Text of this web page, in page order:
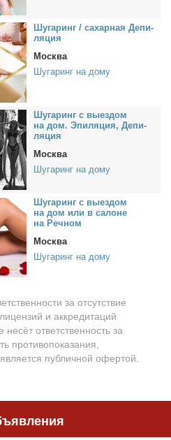
Шу­га­ринг / са­хар­ная Де­пи­
ля­ция
Москва
Шугаринг на дому
Шу­га­ринг с вы­ез­дом
на дом. Эпи­ля­ция, Де­пи­
ля­ция
Москва
Шугаринг на дому
Шу­га­ринг с вы­ез­дом
на дом или в са­лоне
на Реч­ном
Москва
Шугаринг на дому
за отсутствие
и аккредитаций
ответственность за
противопоказания,
публичной офертой.